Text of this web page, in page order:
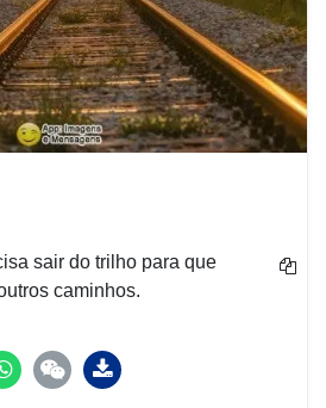
sair do trilho para que
caminhos.